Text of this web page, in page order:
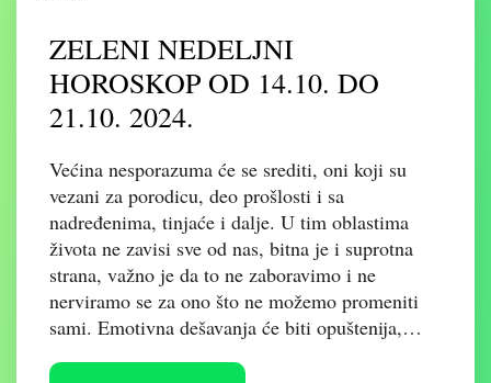
ZELENI NEDELJNI
HOROSKOP OD 14.10. DO
21.10. 2024.
Većina nesporazuma će se srediti, oni koji su
vezani za porodicu, deo prošlosti i sa
nadređenima, tinjaće i dalje. U tim oblastima
života ne zavisi sve od nas, bitna je i suprotna
strana, važno je da to ne zaboravimo i ne
nerviramo se za ono što ne možemo promeniti
sami. Emotivna dešavanja će biti opuštenija,…